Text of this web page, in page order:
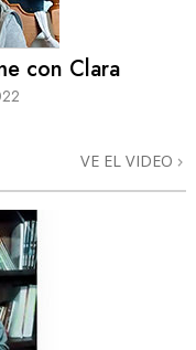
con Clara
VE EL VIDEO